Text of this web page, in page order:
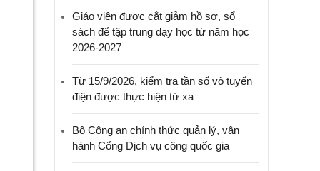
Giáo viên được cắt giảm hồ sơ, sổ
sách để tập trung dạy học từ năm học
2026-2027
Từ 15/9/2026, kiểm tra tần số vô tuyến
điện được thực hiện từ xa
Bộ Công an chính thức quản lý, vận
hành Cổng Dịch vụ công quốc gia